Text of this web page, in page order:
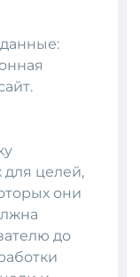
целей,
они
до